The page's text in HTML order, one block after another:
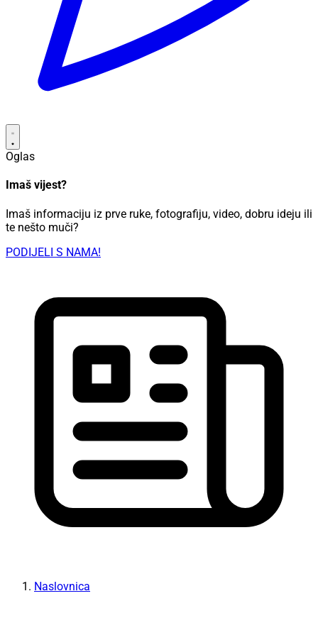
Oglas
Imaš vijest?
Imaš informaciju iz prve ruke, fotografiju, video, dobru ideju ili
te nešto muči?
PODIJELI S NAMA!
Naslovnica